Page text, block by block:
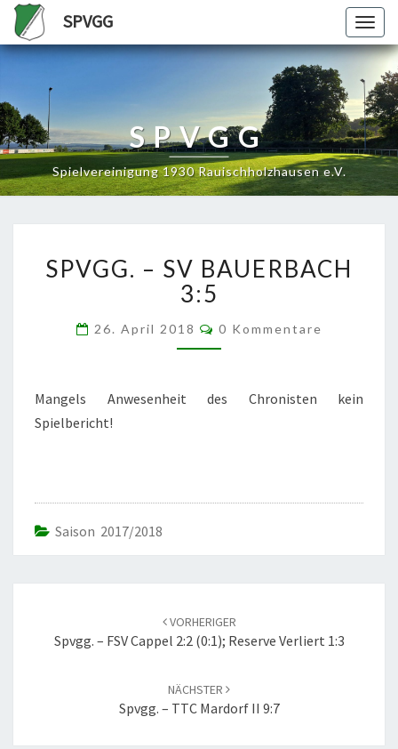
SPVGG
SPVGG
Spielvereinigung 1930 Rauischholzhausen e.V.
SV
BAUERBACH
3:5
SPVGG. – SV BAUERBACH
3:5
26. April 2018 Kommentare
0 Kommentare
Mangels Anwesenheit des Chronisten kein
Spielbericht!
Saison 2017/2018
VORHERIGER
Spvgg. – FSV Cappel 2:2 (0:1); Reserve Verliert 1:3
NÄCHSTER
Spvgg. – TTC Mardorf II 9:7